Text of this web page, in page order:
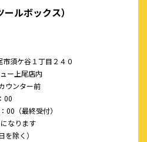
ルボックス）
須ケ谷１丁目２４０
ー上尾店内
ウンター前
00
00（最終受付）
なります
を除く）